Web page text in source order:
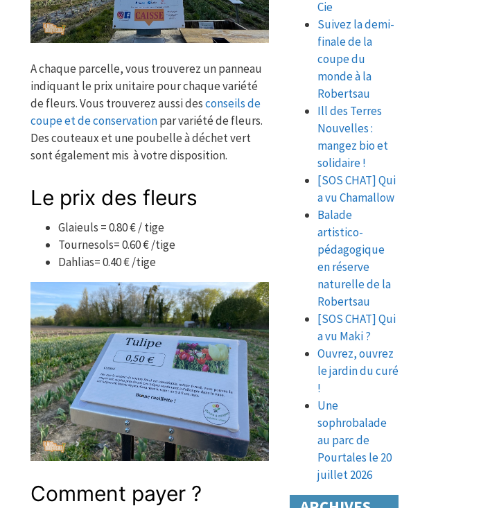
A chaque parcelle, vous trouverez un panneau
indiquant le prix unitaire pour chaque variété
de fleurs. Vous trouverez aussi desconseils de
coupe et de conservationpar variété de fleurs.
Des couteaux et une poubelle à déchet vert
sont également mis à votre disposition.
Le prix des fleurs
Glaieuls = 0.80 € / tige
Tournesols= 0.60 € /tige
Dahlias= 0.40 € /tige
Comment payer ?
Cie
Suivez la demi-
finale de la
coupe du
monde à la
Robertsau
Ill des Terres
Nouvelles :
mangez bio et
solidaire !
[SOS CHAT] Qui
a vu Chamallow
Balade
artistico-
pédagogique
en réserve
naturelle de la
Robertsau
[SOS CHAT] Qui
a vu Maki ?
Ouvrez, ouvrez
le jardin du curé
!
Une
sophrobalade
au parc de
Pourtales le 20
juillet 2026